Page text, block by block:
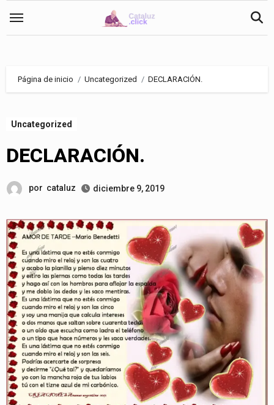
Página de inicio Uncategorized DECLARACIÓN.
Uncategorized
DECLARACIÓN.
por cataluz diciembre 9, 2019